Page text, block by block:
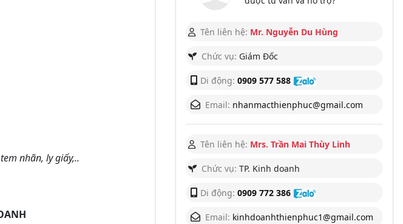
nhãn, ly giấy,..
Tên liên hệ: Mr. Nguyễn Du Hùng
Chức vụ: Giám Đốc
Di động: 0909 577 588
Email: nhanmacthienphuc@gmail.com
Tên liên hệ: Mrs. Trần Mai Thùy Linh
Chức vụ: TP. Kinh doanh
Di động: 0909 772 386
Email: kinhdoanhthienphuc1@gmail.com